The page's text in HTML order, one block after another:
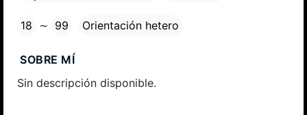
18 ∼ 99 Orientación hetero
SOBRE MÍ
Sin descripción disponible.